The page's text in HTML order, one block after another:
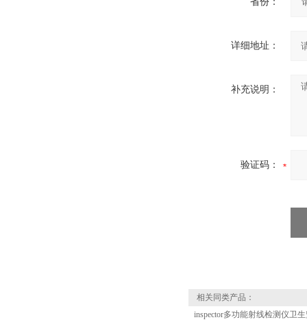
详细地址：
补充说明：
验证码：
相关同类产品：
inspector多功能射线检测仪卫